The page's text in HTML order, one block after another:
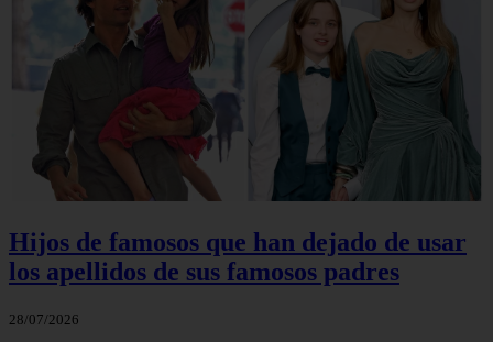
Hijos de famosos que han dejado de usar
los apellidos de sus famosos padres
28/07/2026